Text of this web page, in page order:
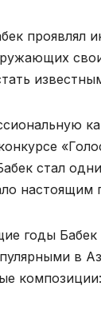
проявлял
стал
настоящим
годы
в